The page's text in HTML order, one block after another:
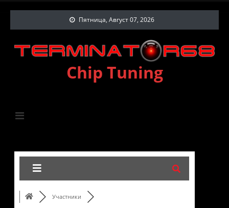
Пятница, Август 07, 2026
Chip Tuning
Участники